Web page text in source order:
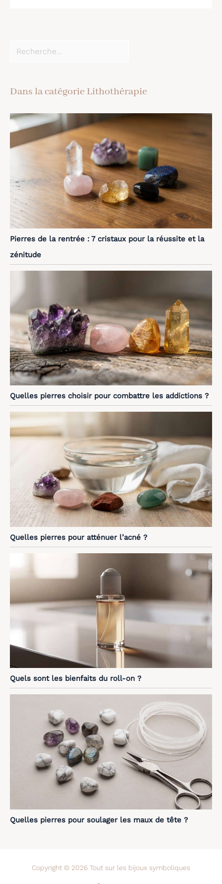
Dans la catégorie Lithothérapie
Pierres de la rentrée : 7 cristaux pour la réussite et la
zénitude
Quelles pierres choisir pour combattre les addictions ?
Quelles pierres pour atténuer l’acné ?
Quels sont les bienfaits du roll-on ?
Quelles pierres pour soulager les maux de tête ?
Copyright © 2026 Tout sur les bijoux symboliques